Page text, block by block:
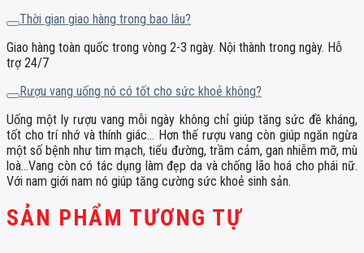
Thời gian giao hàng trong bao lâu?
Giao hàng toàn quốc trong vòng 2-3 ngày. Nội thành trong ngày. Hỗ
trợ 24/7
Rượu vang uống nó có tốt cho sức khoẻ không?
Uống một ly rượu vang mỗi ngày không chỉ giúp tăng sức đề kháng,
tốt cho trí nhớ và thính giác… Hơn thế rượu vang còn giúp ngăn ngừa
một số bệnh như tim mạch, tiểu đường, trầm cảm, gan nhiễm mỡ, mù
loà…Vang còn có tác dụng làm đẹp da và chống lão hoá cho phái nữ.
Với nam giới nam nó giúp tăng cường sức khoẻ sinh sản.
SẢN PHẨM TƯƠNG TỰ